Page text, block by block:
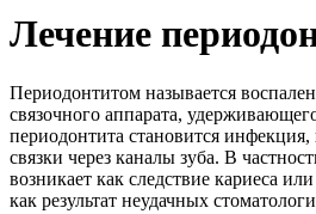
Лечение
Периодонтитом называется
связочного аппарата,
периодонтита становится
связки через каналы зуба. В
возникает как следствие кариеса
как результат неудачных